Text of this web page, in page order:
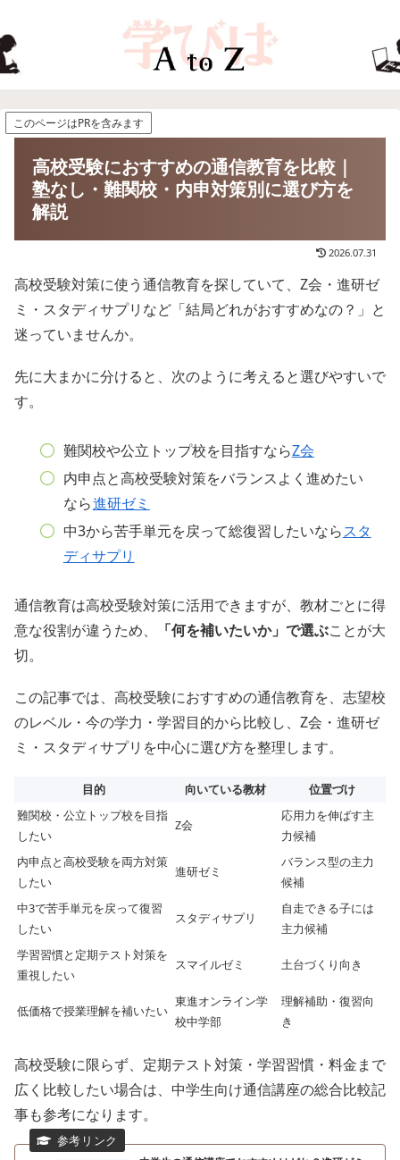
このページはPRを含みます
高校受験におすすめの通信教育を比較｜
塾なし・難関校・内申対策別に選び方を
解説
2026.07.31
高校受験対策に使う通信教育を探していて、Z会・進研ゼ
ミ・スタディサプリなど「結局どれがおすすめなの？」と
迷っていませんか。
先に大まかに分けると、次のように考えると選びやすいで
す。
難関校や公立トップ校を目指すならZ会
内申点と高校受験対策をバランスよく進めたい
なら進研ゼミ
中3から苦手単元を戻って総復習したいならスタ
ディサプリ
通信教育は高校受験対策に活用できますが、教材ごとに得
意な役割が違うため、
「何を補いたいか」で選ぶことが大
切。
この記事では、高校受験におすすめの通信教育を、志望校
のレベル・今の学力・学習目的から比較し、Z会・進研ゼ
ミ・スタディサプリを中心に選び方を整理します。
目的 向いている教材
位置づけ
難関校・公立トップ校を目指
したい
Z会
応用力を伸ばす主
力候補
内申点と高校受験を両方対策
したい
進研ゼミ
バランス型の主力
候補
中3で苦手単元を戻って復習
したい
スタディサプリ
自走できる子には
主力候補
学習習慣と定期テスト対策を
重視したい
スマイルゼミ 土台づくり向き
低価格で授業理解を補いたい
東進オンライン学
校中学部
理解補助・復習向
き
高校受験に限らず、定期テスト対策・学習習慣・料金まで
広く比較したい場合は、中学生向け通信講座の総合比較記
事も参考になります。